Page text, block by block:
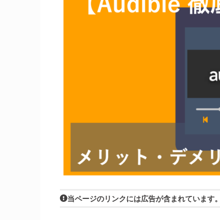
当ページのリンクには広告が含まれています